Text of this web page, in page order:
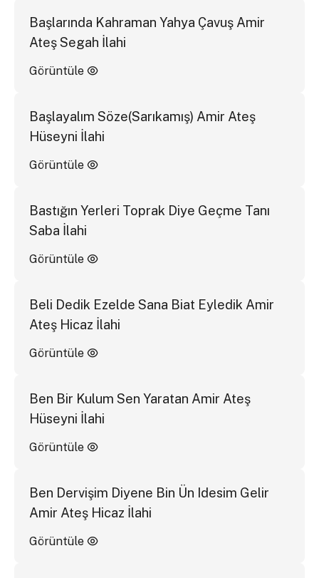
Başlarında Kahraman Yahya Çavuş Amir
Ateş Segah İlahi
Görüntüle
Başlayalım Söze(Sarıkamış) Amir Ateş
Hüseyni İlahi
Görüntüle
Bastığın Yerleri Toprak Diye Geçme Tanı
Saba İlahi
Görüntüle
Beli Dedik Ezelde Sana Biat Eyledik Amir
Ateş Hicaz İlahi
Görüntüle
Ben Bir Kulum Sen Yaratan Amir Ateş
Hüseyni İlahi
Görüntüle
Ben Dervişim Diyene Bin Ün Idesim Gelir
Amir Ateş Hicaz İlahi
Görüntüle